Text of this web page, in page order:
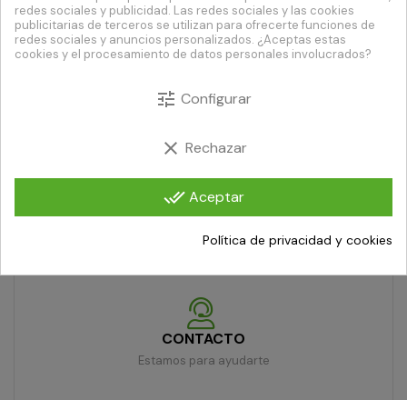
ENVÍO URGENTE
Recibe tu pedido en 24/48h
PAGO SEGURO
DEVOLUCIÓN DE 7 DÍAS
CONTACTO
Estamos para ayudarte
redes sociales y publicidad. Las redes sociales y las cookies
publicitarias de terceros se utilizan para ofrecerte funciones de
redes sociales y anuncios personalizados. ¿Aceptas estas
cookies y el procesamiento de datos personales involucrados?
tune Configurar
clear Rechazar
done_all Aceptar
Política de privacidad y cookies